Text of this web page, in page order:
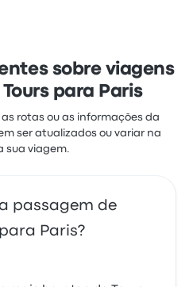
sobre viagens
para Paris
rotas ou as informações da
ser atualizados ou variar na
sua viagem.
passagem de
Paris?